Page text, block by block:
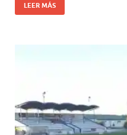
LEER MÁS